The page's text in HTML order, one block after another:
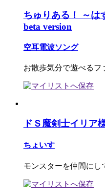
ちゅりある！ ～は
beta version
空耳電波ソング
お散歩気分で遊べるフ
ドＳ魔剣士イリア
ちょいす
モンスターを仲間に